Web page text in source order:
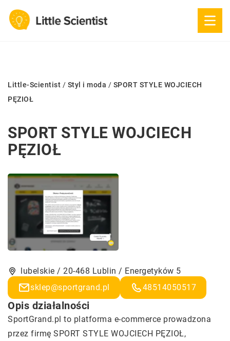
Little-Scientist / Styl i moda / SPORT STYLE WOJCIECH
PĘZIOŁ
SPORT STYLE WOJCIECH
PĘZIOŁ
lubelskie / 20-468 Lublin / Energetyków 5
sklep@sportgrand.pl
48514050517
Opis działalności
SportGrand.pl to platforma e-commerce prowadzona
przez firmę SPORT STYLE WOJCIECH PĘZIOŁ,